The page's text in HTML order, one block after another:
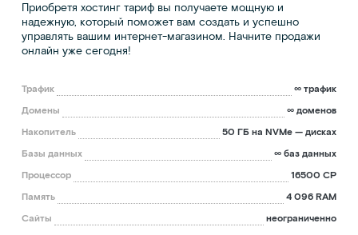
Приобретя хостинг тариф вы получаете мощную и
надежную, который поможет вам создать и успешно
управлять вашим интернет-магазином. Начните продажи
онлайн уже сегодня!
Трафик
∞ трафик
Домены
∞ доменов
Накопитель
50 ГБ на NVMe — дисках
Базы данных
∞ баз данных
Процессор
16500 CP
Память
4 096 RAM
Сайты
неограниченно